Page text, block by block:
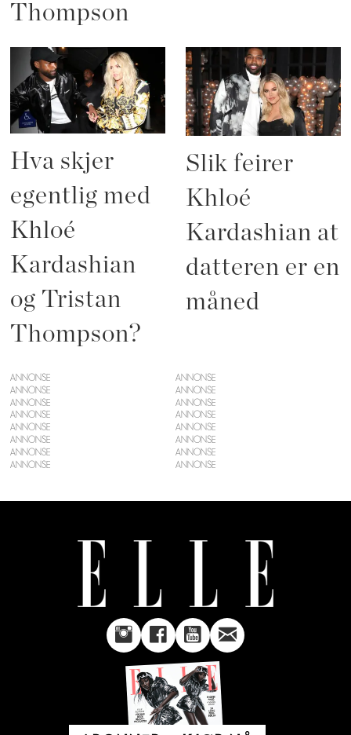
Thompson
Hva skjer
egentlig med
Khloé
Kardashian
og Tristan
Thompson?
Slik feirer
Khloé
Kardashian at
datteren er en
måned
ANNONSE
ANNONSE
ANNONSE
ANNONSE
ANNONSE
ANNONSE
ANNONSE
ANNONSE